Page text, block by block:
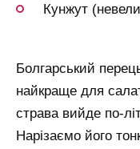
Кунжут
Болгарський
найкраще для
страва вийде по-
Нарізаємо його